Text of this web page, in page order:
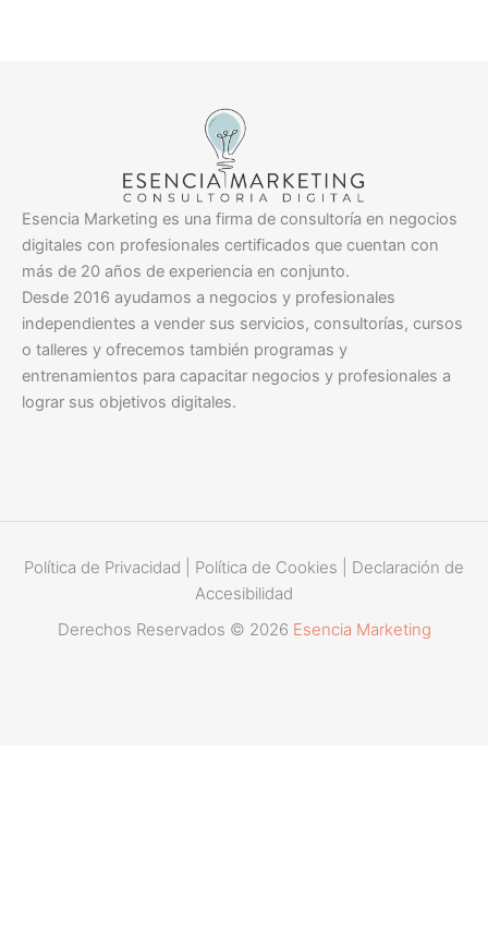
Esencia Marketing es una firma de consultoría en negocios
digitales con profesionales certificados que cuentan con
más de 20 años de experiencia en conjunto.
Desde 2016 ayudamos a negocios y profesionales
independientes a vender sus servicios, consultorías, cursos
o talleres y ofrecemos también programas y
entrenamientos para capacitar negocios y profesionales a
lograr sus objetivos digitales.
Política de Privacidad Política de Cookies
Declaración de
Accesibilidad
Derechos Reservados © 2026 Esencia Marketing